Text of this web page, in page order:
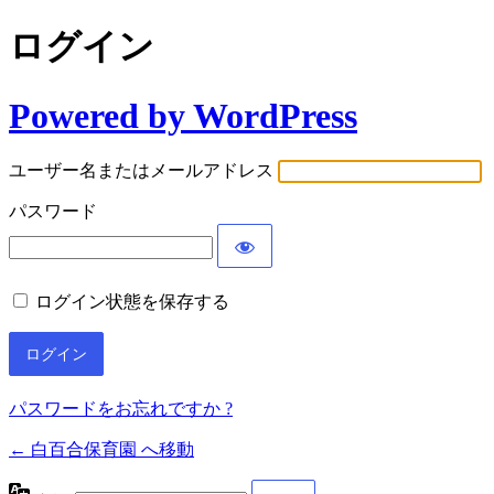
ログイン
Powered by WordPress
ユーザー名またはメールアドレス
パスワード
ログイン状態を保存する
パスワードをお忘れですか ?
← 白百合保育園 へ移動